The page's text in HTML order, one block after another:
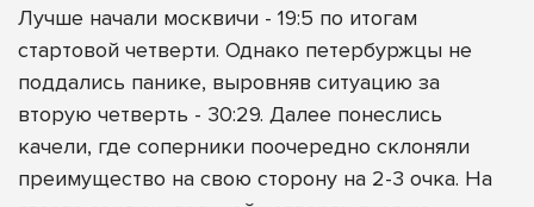
Лучше начали москвичи - 19:5 по итогам
стартовой четверти. Однако петербуржцы не
поддались панике, выровняв ситуацию за
вторую четверть - 30:29. Далее понеслись
качели, где соперники поочередно склоняли
преимущество на свою сторону на 2-3 очка. На